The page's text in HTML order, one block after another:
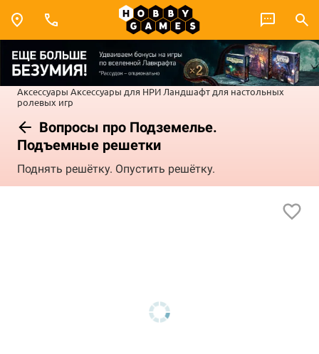
Аксессуары Аксессуары для НРИ Ландшафт для настольных
ролевых игр
Вопросы про Подземелье.
Подъемные решетки
Поднять решётку. Опустить решётку.